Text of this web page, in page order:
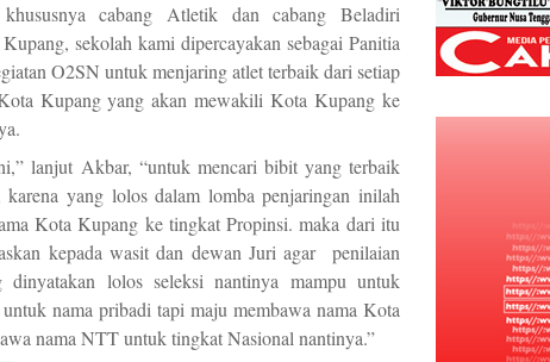
cabang Atletik dan cabang Beladiri
sekolah kami dipercayakan sebagai Panitia
O2SN untuk menjaring atlet terbaik dari setiap
Kupang yang akan mewakili Kota Kupang ke
lanjut Akbar, “untuk mencari bibit yang terbaik
karena yang lolos dalam lomba penjaringan inilah
Kota Kupang ke tingkat Propinsi. maka dari itu
kepada wasit dan dewan Juri agar penilaian
lolos seleksi nantinya mampu untuk
nama pribadi tapi maju membawa nama Kota
nama NTT untuk tingkat Nasional nantinya.”